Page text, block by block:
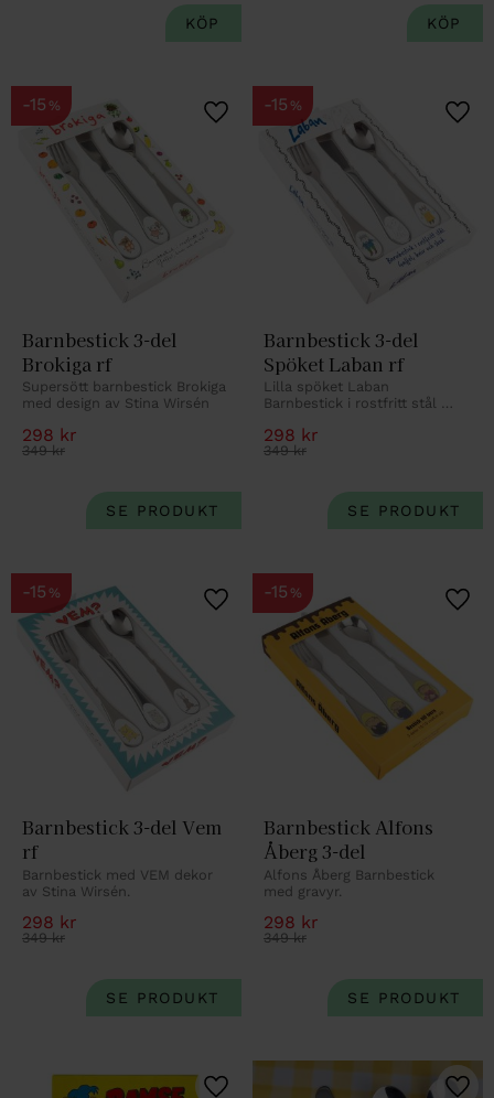
Barnbestick 3-del
Brokiga rf
Supersött barnbestick Brokiga
med design av Stina Wirsén
298 kr
349kr
15 %
Lägg till i favoriter
Barnbestick 3-del
Spöket Laban rf
Lilla spöket Laban
Barnbestick i rostfritt stål
298 kr
349kr
15 %
Barnbestick 3-del Vem
rf
Barnbestick med VEM dekor
av Stina Wirsén.
298 kr
349kr
15 %
Lägg till i favoriter
Barnbestick Alfons
Åberg 3-del
Alfons Åberg Barnbestick
med gravyr.
298 kr
349kr
15 %